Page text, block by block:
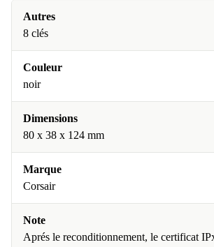
Autres
8 clés
Couleur
noir
Dimensions
80 x 38 x 124 mm
Marque
Corsair
Note
Aprés le reconditionnement, le certificat